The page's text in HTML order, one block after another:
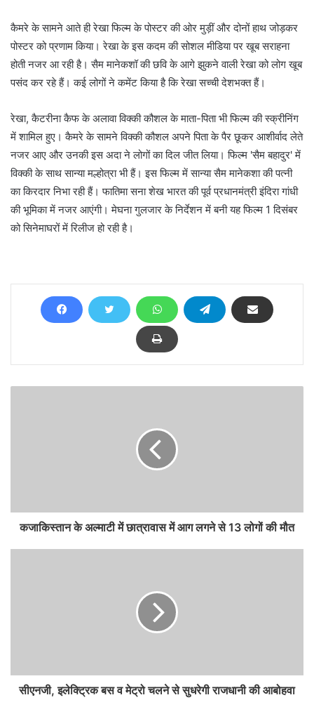
कैमरे के सामने आते ही रेखा फिल्म के पोस्टर की ओर मुड़ीं और दोनों हाथ जोड़कर
पोस्टर को प्रणाम किया। रेखा के इस कदम की सोशल मीडिया पर खूब सराहना
होती नजर आ रही है। सैम मानेकशॉ की छवि के आगे झुकने वाली रेखा को लोग खूब
पसंद कर रहे हैं। कई लोगों ने कमेंट किया है कि रेखा सच्ची देशभक्त हैं।
रेखा, कैटरीना कैफ के अलावा विक्की कौशल के माता-पिता भी फिल्म की स्क्रीनिंग
में शामिल हुए। कैमरे के सामने विक्की कौशल अपने पिता के पैर छूकर आशीर्वाद लेते
नजर आए और उनकी इस अदा ने लोगों का दिल जीत लिया। फिल्म 'सैम बहादुर' में
विक्की के साथ सान्या मल्होत्रा भी हैं। इस फिल्म में सान्या सैम मानेकशा की पत्नी
का किरदार निभा रही हैं। फातिमा सना शेख भारत की पूर्व प्रधानमंत्री इंदिरा गांधी
की भूमिका में नजर आएंगी। मेघना गुलजार के निर्देशन में बनी यह फिल्म 1 दिसंबर
को सिनेमाघरों में रिलीज हो रही है।
कजाकिस्तान के अल्माटी में छात्रावास में आग लगने से 13 लोगों की मौत
सीएनजी, इलेक्ट्रिक बस व मेट्रो चलने से सुधरेगी राजधानी की आबोहवा